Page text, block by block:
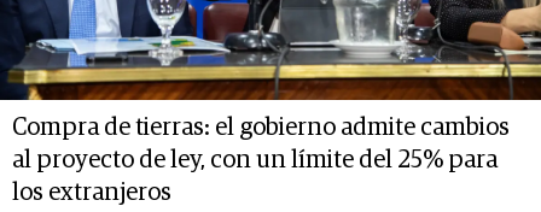
Compra de tierras: el gobierno admite cambios
al proyecto de ley, con un límite del 25% para
los extranjeros